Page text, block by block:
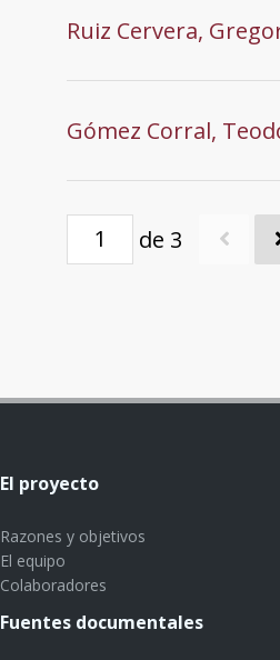
Ruiz Cervera,
Gómez Corral,
de 3
El proyecto
Razones y objetivos
El equipo
Colaboradores
Fuentes documentales